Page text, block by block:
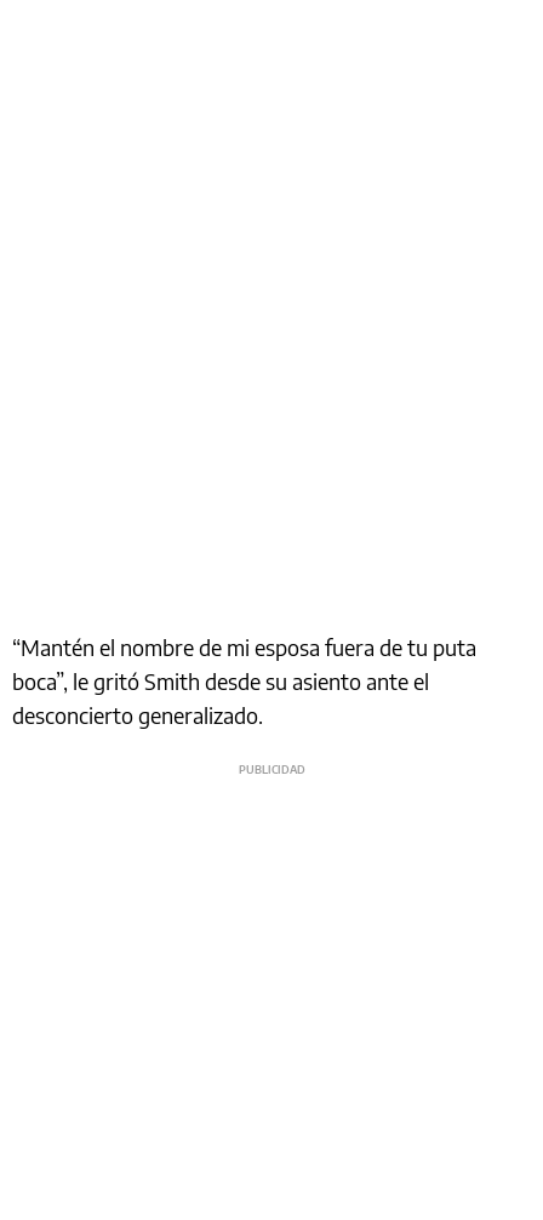
“Mantén el nombre de mi esposa fuera de tu puta
boca”, le gritó Smith desde su asiento ante el
desconcierto generalizado.